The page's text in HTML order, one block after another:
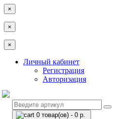
×
×
×
Личный кабинет
Регистрация
Авторизация
0 товар(ов) - 0 р.